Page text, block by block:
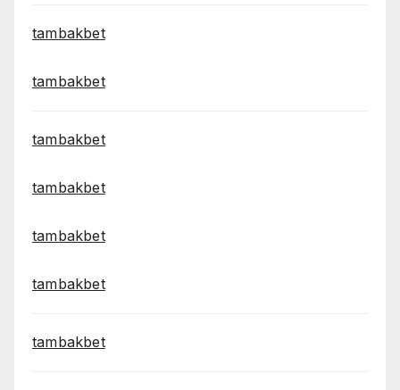
tambakbet
tambakbet
tambakbet
tambakbet
tambakbet
tambakbet
tambakbet